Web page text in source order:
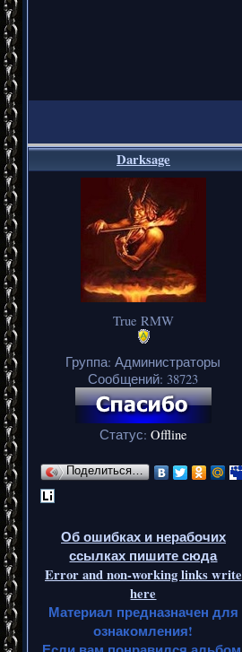
Darksage
True RMW
Группа: Администраторы
Сообщений: 38723
Статус: Offline
Поделиться…
Об ошибках и нерабочих
ссылках пишите сюда
Error and non-working links write
here
Материал предназначен для
ознакомления!